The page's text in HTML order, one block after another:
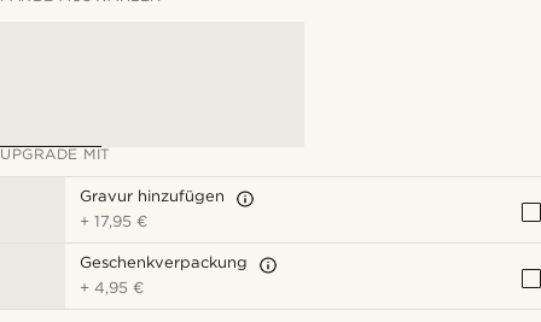
UPGRADE MIT
Gravur hinzufügen
+17,95 €
Geschenkverpackung
+4,95 €